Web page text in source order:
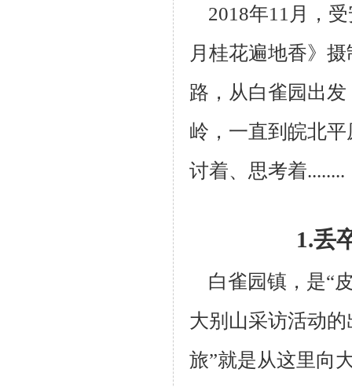
2018年11月，
月桂花遍地香》
路，从白雀园出发
岭，一直到皖北平
讨着、思考着........
1.丢
白雀园镇，是“
大别山采访活动
旅”就是从这里向